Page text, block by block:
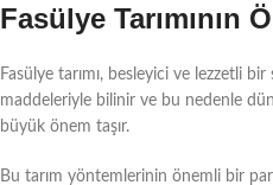
Fasülye Tarımının
Fasülye tarımı, besleyici ve lezzetli
maddeleriyle bilinir ve bu nedenle
büyük önem taşır.
Bu tarım yöntemlerinin önemli bir